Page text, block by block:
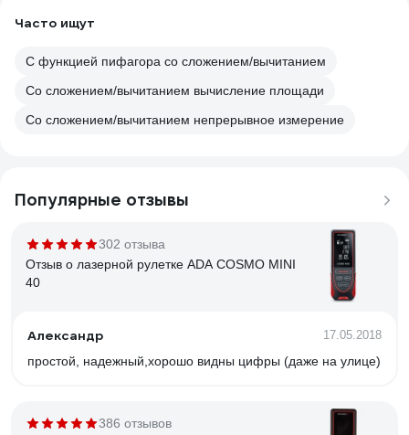
Часто ищут
C функцией пифагора со сложением/вычитанием
Со сложением/вычитанием вычисление площади
Со сложением/вычитанием непрерывное измерение
Популярные отзывы
302 отзыва
Отзыв о лазерной рулетке ADA COSMO MINI
40
Александр 17.05.2018
простой, надежный,хорошо видны цифры (даже на улице)
386 отзывов